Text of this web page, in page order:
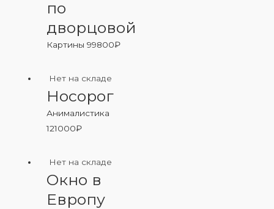
по
дворцовой
Картины99800₽
Нет на складе
Носорог
Анималистика
121000₽
Нет на складе
Окно в
Европу